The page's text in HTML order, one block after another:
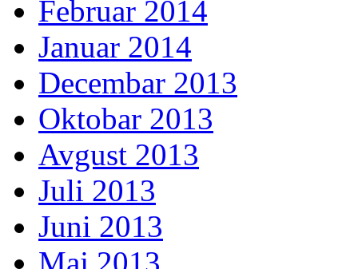
Februar 2014
Januar 2014
Decembar 2013
Oktobar 2013
Avgust 2013
Juli 2013
Juni 2013